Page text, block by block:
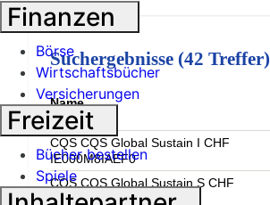
Suchergebnisse (42 Treffer)
Name
ISIN
CQS CQS Global Sustain I CHF
IE000M8IAEF0
CQS CQS Global Sustain S CHF
IE00BFXXNY58
Finanzen
Börse
Wirtschaftsbücher
Versicherungen
Freizeit
Bücher bestellen
Spiele